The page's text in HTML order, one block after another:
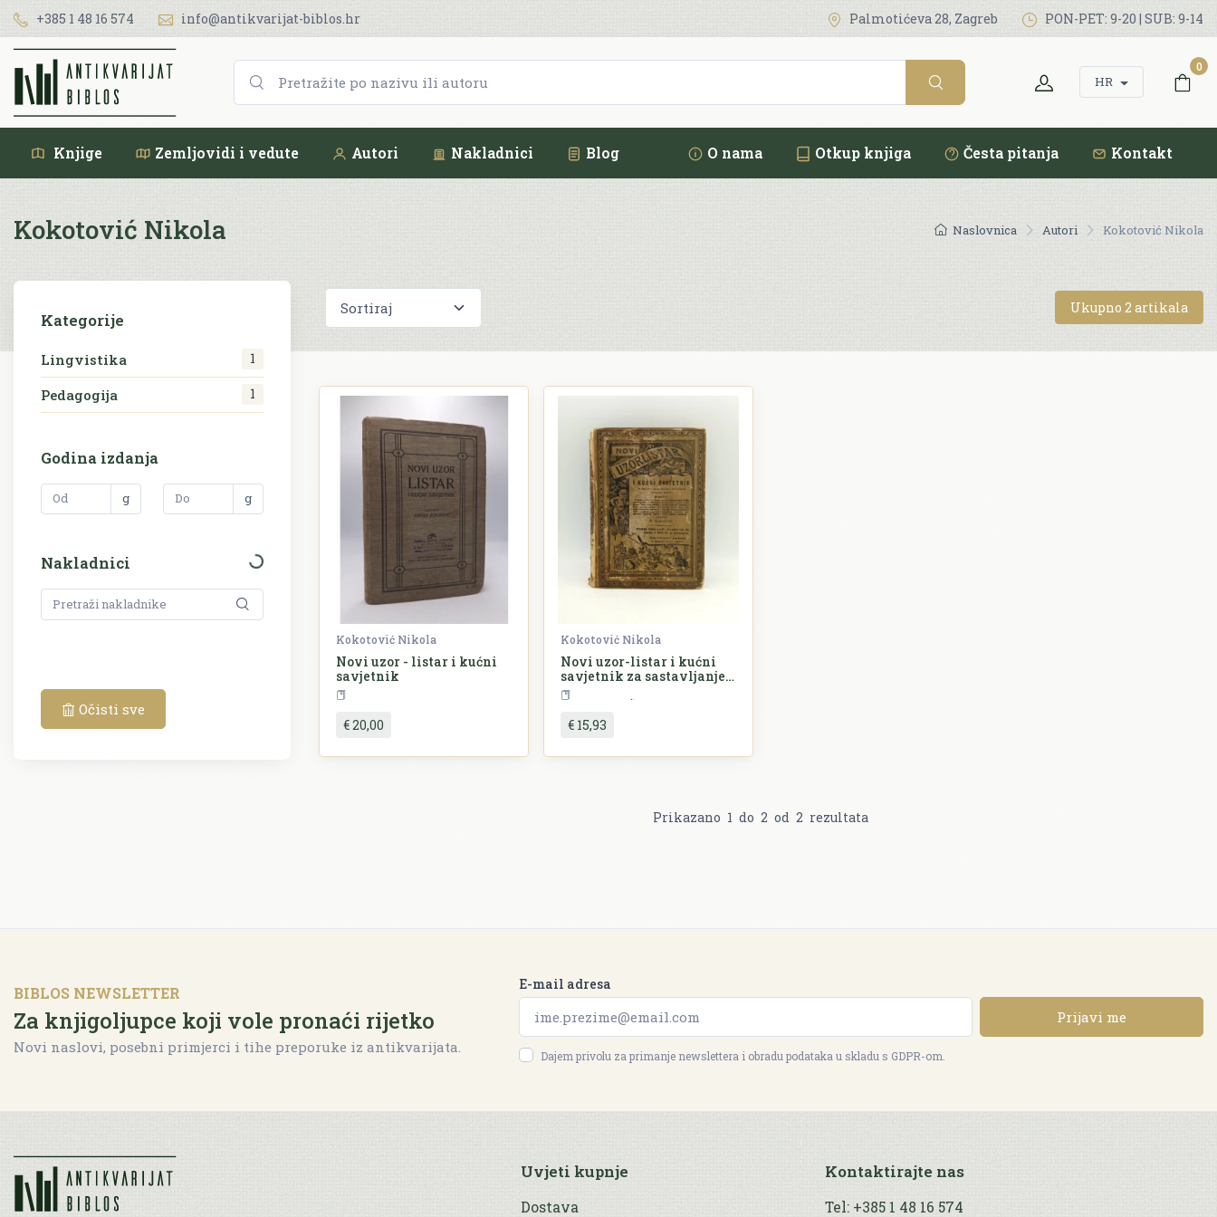
+385 1 48 16 574 info@antikvarijat-biblos.hr Palmotićeva 28, Zagreb PON-PET: 9-20 | SUB: 9-14
HR
0
Knjige Zemljovidi i vedute Autori Nakladnici Blog O nama Otkup knjiga Česta pitanja Kontakt
Naslovnica Autori Kokotović Nikola
Kokotović Nikola
Kategorije
Lingvistika 1
Pedagogija 1
Godina izdanja
g g
Nakladnici
Očisti sve
Ukupno 2 artikala
Kokotović Nikola
Novi uzor - listar i kućni
savjetnik
€ 20,00
Kokotović Nikola
Novi uzor-listar i kućni
savjetnik za sastavljanje
svakovrstnih listova,
izprava i pismenih
sastavaka za sve
družtvene prilike u
životu
€ 15,93
Prikazano 1 do 2 od 2 rezultata
BIBLOS NEWSLETTER
Za knjigoljupce koji vole pronaći rijetko
Novi naslovi, posebni primjerci i tihe preporuke iz antikvarijata.
E-mail adresa
Prijavi me
Dajem privolu za primanje newslettera i obradu podataka u skladu s GDPR-om.
Uvjeti kupnje
Dostava
Kontaktirajte nas
Tel: +385 1 48 16 574